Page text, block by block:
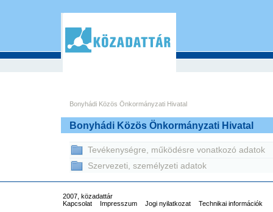
Bonyhádi Közös Önkormányzati Hivatal
Bonyhádi Közös Önkormányzati Hivatal
Tevékenységre, működésre vonatkozó adatok
Szervezeti, személyzeti adatok
2007, közadattár
Kapcsolat
Impresszum Jogi nyilatkozat Technikai információk